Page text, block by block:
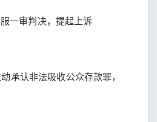
一审判决，提起上诉
承认非法吸收公众存款罪，